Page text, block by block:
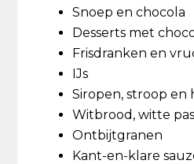
Snoep en chocola
Desserts met
Frisdranken en
IJs
Siropen, stroop en
Witbrood, witte
Ontbijtgranen
Kant-en-klare